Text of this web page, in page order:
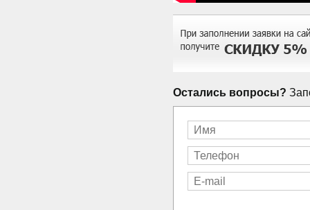
Остались вопросы?